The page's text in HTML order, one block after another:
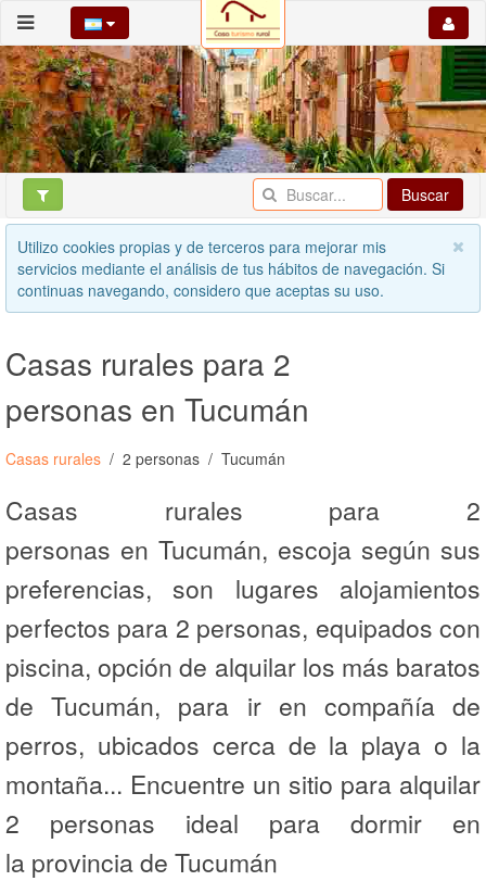
Buscar
Utilizo cookies propias y de terceros para mejorar mis
servicios mediante el análisis de tus hábitos de navegación. Si
continuas navegando, considero que aceptas su uso.
Casas rurales para 2
personas en Tucumán
Casas rurales 2 personas Tucumán
Casas rurales para 2
personas en Tucumán, escoja según sus
preferencias, son lugares alojamientos
perfectos para 2 personas, equipados con
piscina, opción de alquilar los más baratos
de Tucumán, para ir en compañía de
perros, ubicados cerca de la playa o la
montaña... Encuentre un sitio para alquilar
2 personas ideal para dormir en
la provincia de Tucumán